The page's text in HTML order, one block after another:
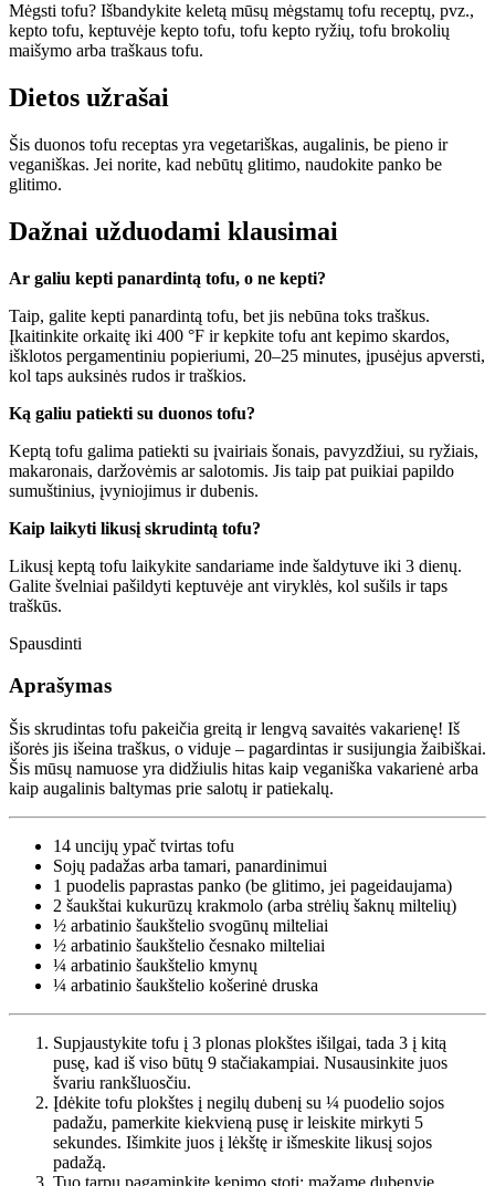
Mėgsti tofu? Išbandykite keletą mūsų mėgstamų tofu receptų, pvz.,
kepto tofu, keptuvėje kepto tofu, tofu kepto ryžių, tofu brokolių
maišymo arba traškaus tofu.
Dietos užrašai
Šis duonos tofu receptas yra vegetariškas, augalinis, be pieno ir
veganiškas. Jei norite, kad nebūtų glitimo, naudokite panko be
glitimo.
Dažnai užduodami klausimai
Ar galiu kepti panardintą tofu, o ne kepti?
Taip, galite kepti panardintą tofu, bet jis nebūna toks traškus.
Įkaitinkite orkaitę iki 400 °F ir kepkite tofu ant kepimo skardos,
išklotos pergamentiniu popieriumi, 20–25 minutes, įpusėjus apversti,
kol taps auksinės rudos ir traškios.
Ką galiu patiekti su duonos tofu?
Keptą tofu galima patiekti su įvairiais šonais, pavyzdžiui, su ryžiais,
makaronais, daržovėmis ar salotomis. Jis taip pat puikiai papildo
sumuštinius, įvyniojimus ir dubenis.
Kaip laikyti likusį skrudintą tofu?
Likusį keptą tofu laikykite sandariame inde šaldytuve iki 3 dienų.
Galite švelniai pašildyti keptuvėje ant viryklės, kol sušils ir taps
traškūs.
Spausdinti
Aprašymas
Šis skrudintas tofu pakeičia greitą ir lengvą savaitės vakarienę! Iš
išorės jis išeina traškus, o viduje – pagardintas ir susijungia žaibiškai.
Šis mūsų namuose yra didžiulis hitas kaip veganiška vakarienė arba
kaip augalinis baltymas prie salotų ir patiekalų.
14 uncijų ypač tvirtas tofu
Sojų padažas arba tamari, panardinimui
1 puodelis paprastas panko (be glitimo, jei pageidaujama)
2 šaukštai kukurūzų krakmolo (arba strėlių šaknų miltelių)
½ arbatinio šaukštelio svogūnų milteliai
½ arbatinio šaukštelio česnako milteliai
¼ arbatinio šaukštelio kmynų
¼ arbatinio šaukštelio košerinė druska
Supjaustykite tofu į 3 plonas plokštes išilgai, tada 3 į kitą
pusę, kad iš viso būtų 9 stačiakampiai. Nusausinkite juos
švariu rankšluosčiu.
Įdėkite tofu plokštes į negilų dubenį su ¼ puodelio sojos
padažu, pamerkite kiekvieną pusę ir leiskite mirkyti 5
sekundes. Išimkite juos į lėkštę ir išmeskite likusį sojos
padažą.